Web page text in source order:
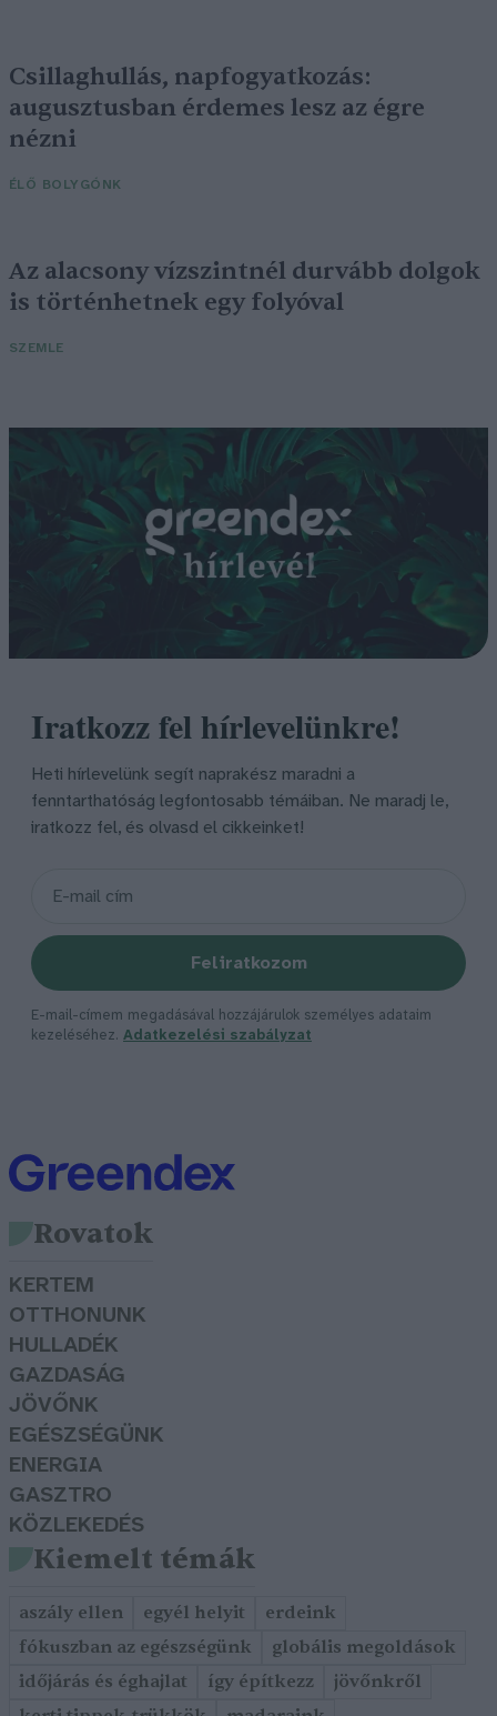
Csillaghullás, napfogyatkozás:
augusztusban érdemes lesz az égre
nézni
ÉLŐ BOLYGÓNK
Az alacsony vízszintnél durvább dolgok
is történhetnek egy folyóval
SZEMLE
Iratkozz fel hírlevelünkre!
Heti hírlevelünk segít naprakész maradni a
fenntarthatóság legfontosabb témáiban. Ne maradj le,
iratkozz fel, és olvasd el cikkeinket!
Feliratkozom
E-mail-címem megadásával hozzájárulok személyes adataim
kezeléséhez. Adatkezelési szabályzat
Rovatok
KERTEM
OTTHONUNK
HULLADÉK
GAZDASÁG
JÖVŐNK
EGÉSZSÉGÜNK
ENERGIA
GASZTRO
KÖZLEKEDÉS
Kiemelt témák
aszály ellen egyél helyit
erdeink
fókuszban az egészségünk
globális megoldások
időjárás és éghajlat
így építkezz
jövőnkről